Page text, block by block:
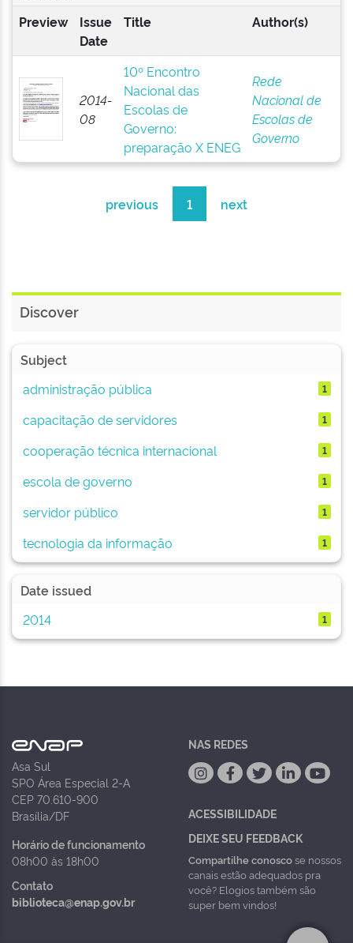
Preview
Issue
Date
Title Author(s)
2014-
08
10º Encontro
Nacional das
Escolas de
Governo:
preparação X ENEG
Rede
Nacional de
Escolas de
Governo
previous 1 next
Discover
Subject
administração pública
1
capacitação de servidores 1
cooperação técnica internacional 1
escola de governo 1
servidor público 1
tecnologia da informação 1
Date issued
2014
1
Asa Sul
SPO Área Especial 2-A
CEP 70.610-900
Brasília/DF
Horário de funcionamento
08h00 às 18h00
Contato
biblioteca@enap.gov.br
NAS REDES
ACESSIBILIDADE
DEIXE SEU FEEDBACK
Compartilhe conoscose nossos
canais estão adequados pra
você? Elogios também são
super bem vindos!